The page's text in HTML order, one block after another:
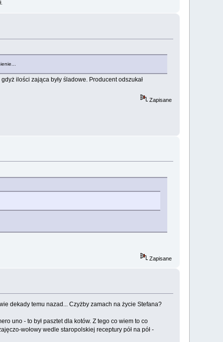
ilości zająca były śladowe. Producent odszukał
Zapisane
Zapisane
dekady temu nazad... Czyżby zamach na życie Stefana?
uno - to był pasztet dla kotów. Z tego co wiem to co
wołowy wedle staropolskiej receptury pół na pół -